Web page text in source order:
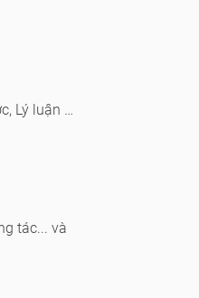
Lý luận …
tác... và